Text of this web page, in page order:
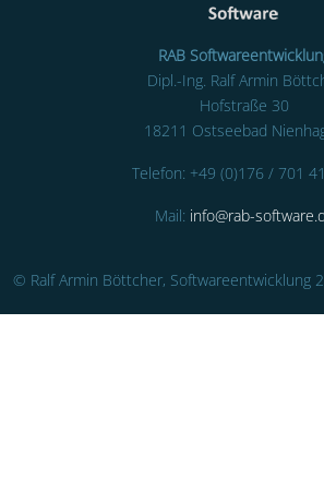
RAB
Dipl.-Ing. Ralf Armin
Hofstraße 30
18211 Ostseebad
Telefon: +49 (0)176 / 701
Mail: info@rab-
© Ralf Armin Böttcher, Softwareentwicklung